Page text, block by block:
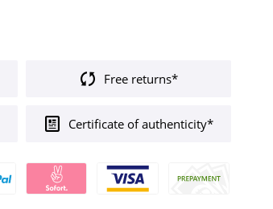
Free returns*
Certificate of authenticity*